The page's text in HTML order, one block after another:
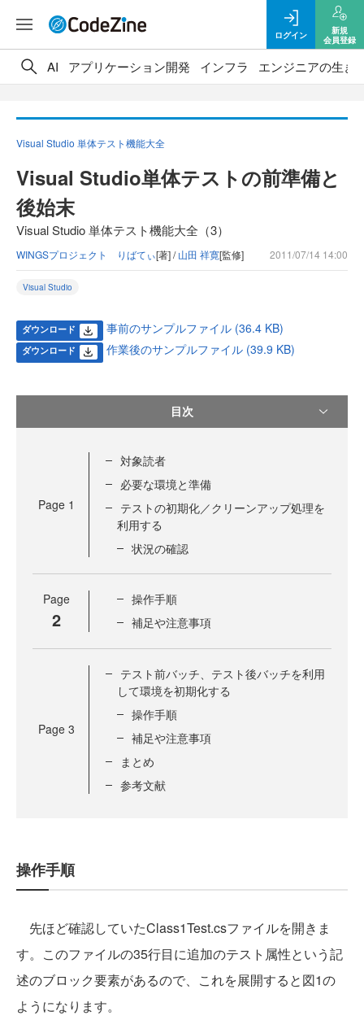
ログイン
新規
会員登録
AI アプリケーション開発 インフラ エンジニアの生き
Visual Studio 単体テスト機能大全
Visual Studio単体テストの前準備と
後始末
Visual Studio 単体テスト機能大全（3）
WINGSプロジェクト りばてぃ[著] /山田 祥寛[監修] 2011/07/14 14:00
Visual Studio
ダウンロード 事前のサンプルファイル (36.4 KB)
ダウンロード 作業後のサンプルファイル (39.9 KB)
目次
Page 1
対象読者
必要な環境と準備
テストの初期化／クリーンアップ処理を
利用する
状況の確認
Page
2
操作手順
補足や注意事項
Page 3
テスト前バッチ、テスト後バッチを利用
して環境を初期化する
操作手順
補足や注意事項
まとめ
参考文献
操作手順
先ほど確認していたClass1Test.csファイルを開きま
す。このファイルの35行目に追加のテスト属性という記
述のブロック要素があるので、これを展開すると図1の
ようになります。